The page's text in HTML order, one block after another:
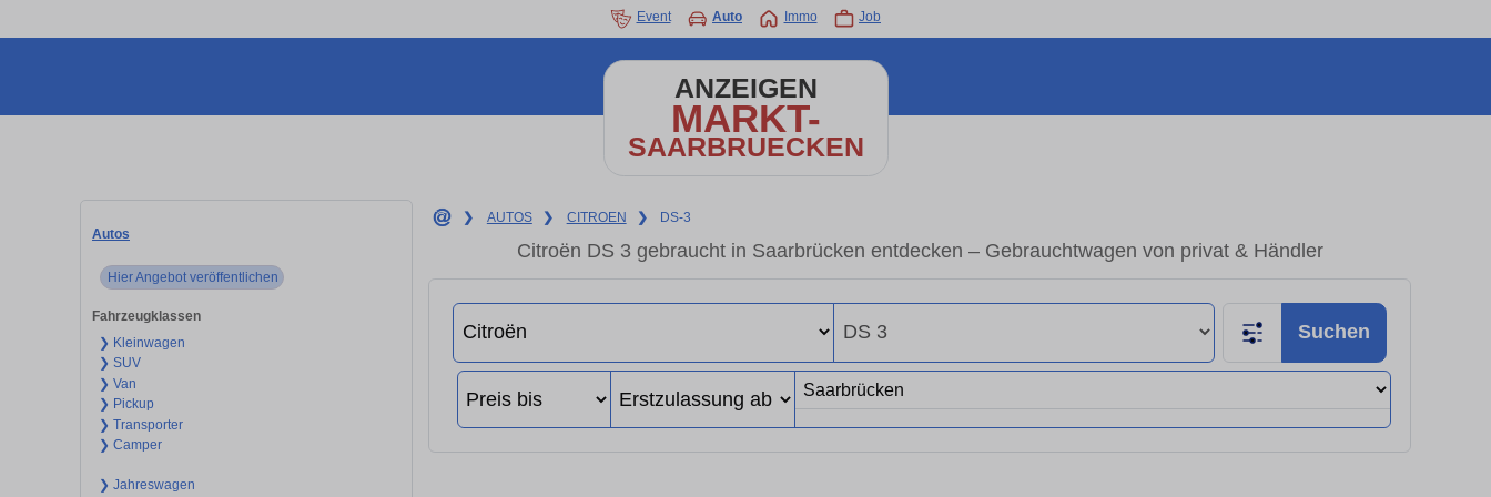
Event Auto Immo Job
ANZEIGEN
MARKT-
SAARBRUECKEN
Autos
Hier Angebot veröffentlichen
Fahrzeugklassen
❯ Kleinwagen
❯ SUV
❯ Van
❯ Pickup
❯ Transporter
❯ Camper
❯ Jahreswagen
❯ AUTOS ❯ CITROEN ❯ DS-3
Citroën DS 3 gebraucht in Saarbrücken entdecken – Gebrauchtwagen von privat & Händler
Suchen